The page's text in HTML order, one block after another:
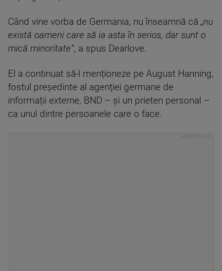
Când vine vorba de Germania, nu înseamnă că „nu
există oameni care să ia asta în serios, dar sunt o
mică minoritate”, a spus Dearlove.
El a continuat să-l menționeze pe August Hanning,
fostul președinte al agenției germane de
informații externe, BND – și un prieten personal –
ca unul dintre persoanele care o face.